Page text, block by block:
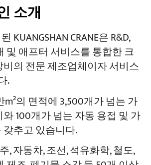
소개
KUANGSHAN CRANE은 R&D,
및 애프터 서비스를 통합한 크
비의 전문 제조업체이자 서비스
.
m²의 면적에 3,500개가 넘는 가
100개가 넘는 자동 용접 및 가
추고 있습니다.
, 자동차, 조선, 석유화학, 철도,